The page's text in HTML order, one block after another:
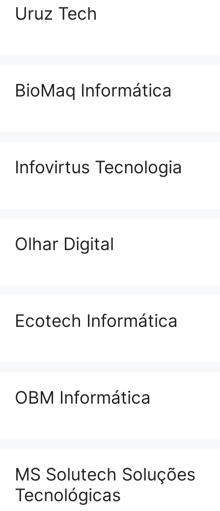
Uruz Tech
BioMaq Informática
Infovirtus Tecnologia
Olhar Digital
Ecotech Informática
OBM Informática
MS Solutech Soluções
Tecnológicas